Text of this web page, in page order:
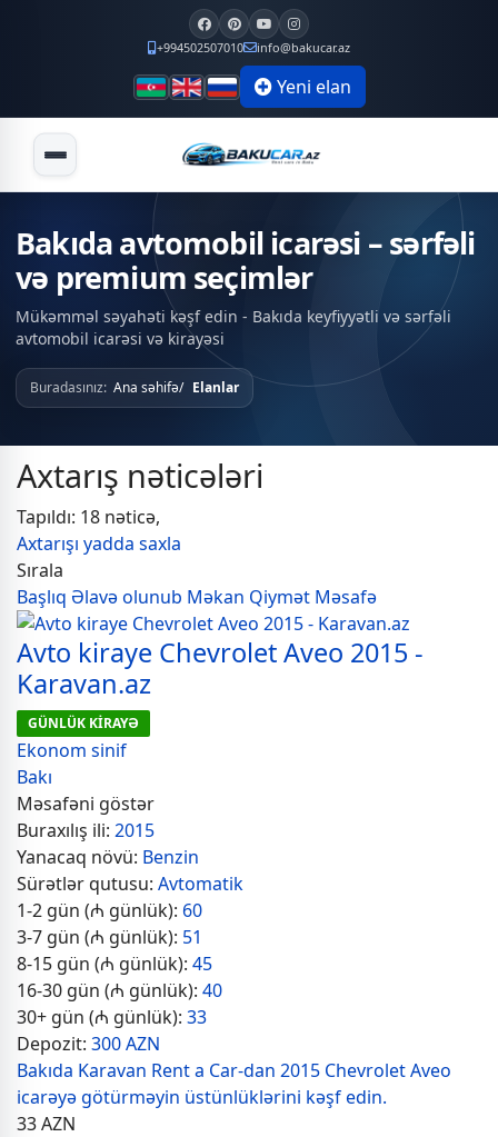
+994502507010 info@bakucar.az
Yeni elan
Bakıda avtomobil icarəsi – sərfəli
və premium seçimlər
Mükəmməl səyahəti kəşf edin - Bakıda keyfiyyətli və sərfəli
avtomobil icarəsi və kirayəsi
Buradasınız: Ana səhifə Elanlar
Axtarış nəticələri
Tapıldı: 18 nəticə,
Axtarışı yadda saxla
Sırala
Başlıq Əlavə olunub Məkan Qiymət Məsafə
Avto kiraye Chevrolet Aveo 2015 -
Karavan.az
GÜNLÜK KİRAYƏ
Ekonom sinif
Bakı
Məsafəni göstər
Buraxılış ili: 2015
Yanacaq növü: Benzin
Sürətlər qutusu: Avtomatik
1-2 gün (₼ günlük): 60
3-7 gün (₼ günlük): 51
8-15 gün (₼ günlük): 45
16-30 gün (₼ günlük): 40
30+ gün (₼ günlük): 33
Depozit: 300 AZN
Bakıda Karavan Rent a Car-dan 2015 Chevrolet Aveo
icarəyə götürməyin üstünlüklərini kəşf edin.
33AZN